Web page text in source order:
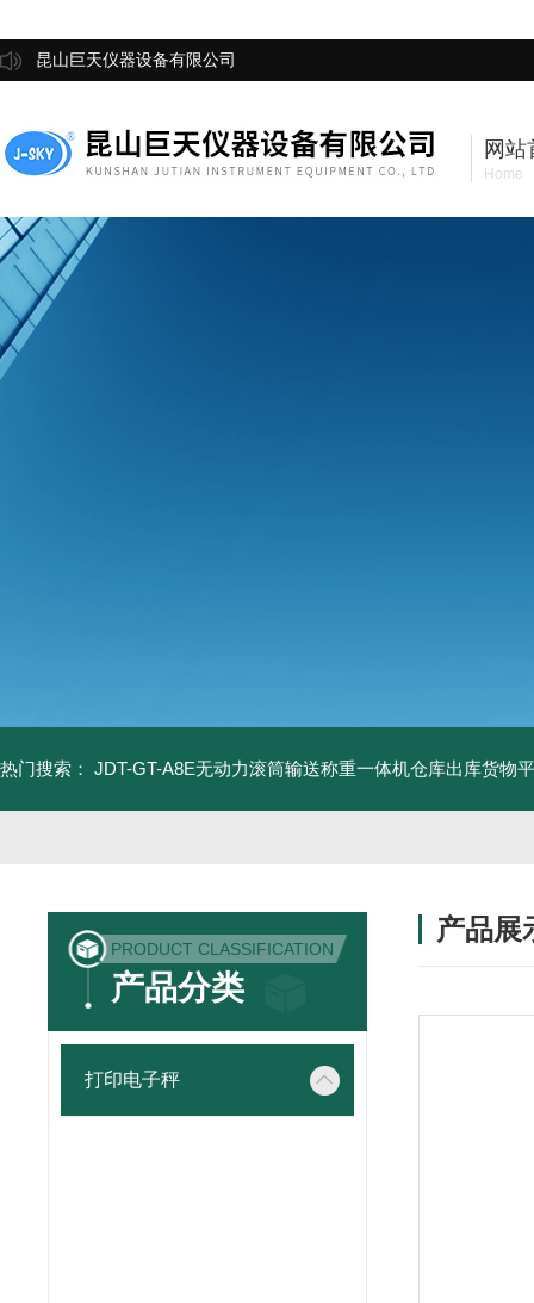
昆山巨天仪器设备有限公司
网站
Home
热门搜索： JDT-GT-A8E无动力滚筒输送称重一体机仓库出库货物
PRODUCT CLASSIFICATION
产品分类
打印电子秤
产品展